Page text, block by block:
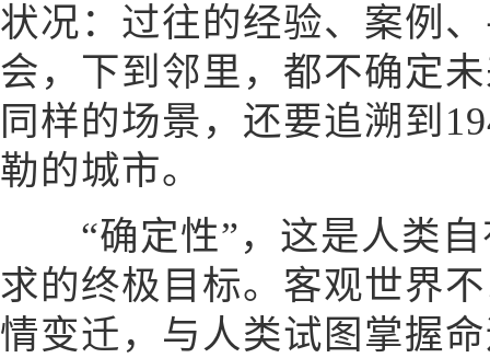
状况：过往的经验、案例
会，下到邻里，都不确定
同样的场景，还要追溯到
勒的城市。
“确定性”，这是人类自
求的终极目标。客观世界
情变迁，与人类试图掌握